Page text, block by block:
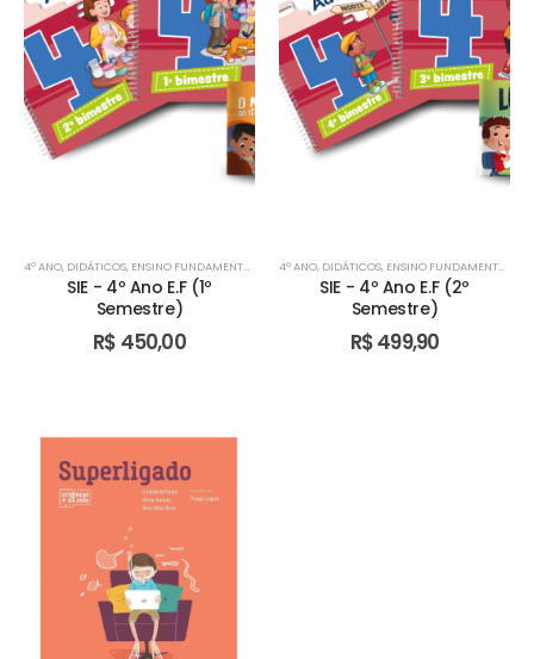
4º ANO, DIDÁTICOS, ENSINO FUNDAMENTAL I TURMA BILÍNGUE,TURMA BILÍNGUE,TURMA
SIE - 4º Ano E.F (1º
Semestre)
R$ 450,00
4º ANO, DIDÁTICOS, ENSINO FUNDAMENTAL I
SIE - 4º Ano E.F (2º
Semestre)
R$499,90